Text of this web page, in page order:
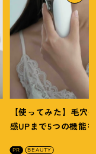
【使ってみた】毛穴
感UPまで5つの機能
PR BEAUTY